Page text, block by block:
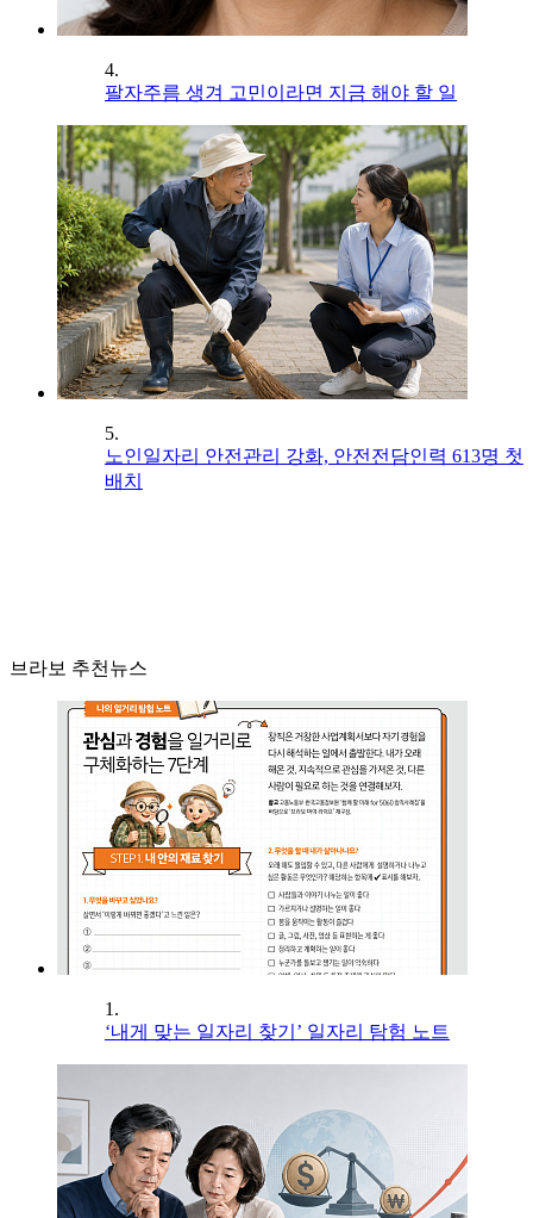
4.
팔자주름 생겨 고민이라면 지금 해야 할 일
5.
노인일자리 안전관리 강화, 안전전담인력 613명 첫
배치
브라보 추천뉴스
1.
‘내게 맞는 일자리 찾기’ 일자리 탐험 노트